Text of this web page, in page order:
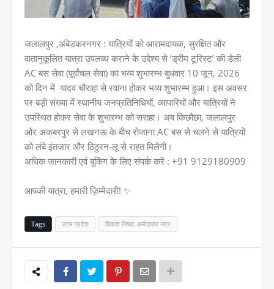
जलालपुर ,अंबेडकरनगर : यात्रियों को आरामदायक, सुरक्षित और
वातानुकूलित यात्रा उपलब्ध कराने के उद्देश्य से ‘ड्रीम टूरिस्ट’ की डेली
AC बस सेवा (पूर्वांचल सेवा) का भव्य शुभारम्भ बुधवार 10 जून, 2026
को दिन में यादव चौराहा से रवाना होकर भव्य शुभारम्भ हुआ। इस अवसर
पर बड़ी संख्या में स्थानीय जनप्रतिनिधियों, व्यापारियों और यात्रियों ने
उपस्थित होकर सेवा के शुभारम्भ को सराहा। अब किछौछा, जलालपुर
और अकबरपुर से लखनऊ के बीच रोजाना AC बस से चलने से यात्रियों
को लंबे इंतजार और ठिठुरन-लू से राहत मिलेगी।
अधिक जानकारी एवं बुकिंग के लिए संपर्क करें : +91 9129180909
आपकी यात्रा, हमारी ज़िम्मेदारी! ✨
Tags उत्तर प्रदेश विकाश निषाद अम्बेडकर नगर